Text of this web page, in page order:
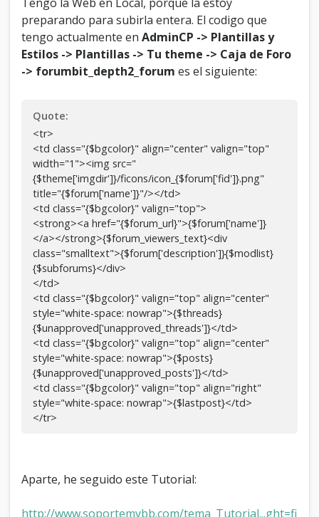
Tengo la Web en Local, porque la estoy
preparando para subirla entera. El codigo que
tengo actualmente enAdminCP -> Plantillas y
Estilos -> Plantillas -> Tu theme -> Caja de Foro
-> forumbit_depth2_forum es el siguiente:
Quote:
<tr>
<td class="{$bgcolor}" align="center" valign="top"
width="1"><img src="
{$theme['imgdir']}/ficons/icon_{$forum['fid']}.png"
title="{$forum['name']}"/></td>
<td class="{$bgcolor}" valign="top">
<strong><a href="{$forum_url}">{$forum['name']}
</a></strong>{$forum_viewers_text}<div
class="smalltext">{$forum['description']}{$modlist}
{$subforums}</div>
</td>
<td class="{$bgcolor}" valign="top" align="center"
style="white-space: nowrap">{$threads}
{$unapproved['unapproved_threads']}</td>
<td class="{$bgcolor}" valign="top" align="center"
style="white-space: nowrap">{$posts}
{$unapproved['unapproved_posts']}</td>
<td class="{$bgcolor}" valign="top" align="right"
style="white-space: nowrap">{$lastpost}</td>
</tr>
Aparte, he seguido este Tutorial:
http://www.soportemybb.com/tema_Tutorial...ght=fi